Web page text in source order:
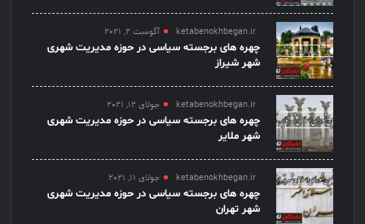
ketabenokhbegan.ir آگوست 2, 2021
چهره های برجسته سیاسی در حوزه مدیریت شهری
شهر شیراز
ketabenokhbegan.ir جولای 12, 2021
چهره های برجسته سیاسی در حوزه مدیریت شهری
شهر ملایر
ketabenokhbegan.ir جولای 11, 2021
چهره های برجسته سیاسی در حوزه مدیریت شهری
شهر تهران